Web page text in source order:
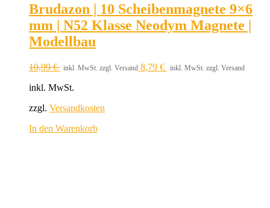
Brudazon | 10 Scheibenmagnete 9×6
mm | N52 Klasse Neodym Magnete |
Modellbau
10,99€ inkl. MwSt. zzgl. Versand 8,79 € inkl. MwSt. zzgl. Versand
inkl. MwSt.
zzgl. Versandkosten
In den Warenkorb